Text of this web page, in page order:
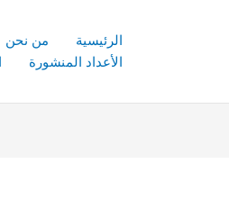
الرئيسية من نحن
الأعداد المنشورة